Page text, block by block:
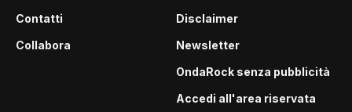
Contatti
Collabora
Disclaimer
Newsletter
OndaRock senza pubblicità
Accedi all'area riservata